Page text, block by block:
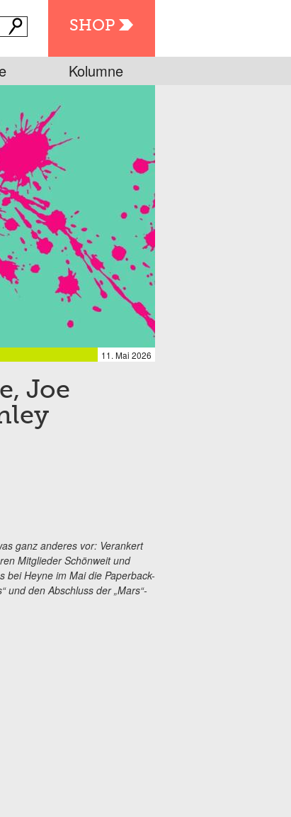
SHOP
Kolumne
11. Mai 2026
Joe
ganz anderes vor: Verankert
Mitglieder Schönweit und
bei Heyne im Mai die Paperback-
und den Abschluss der „Mars“-